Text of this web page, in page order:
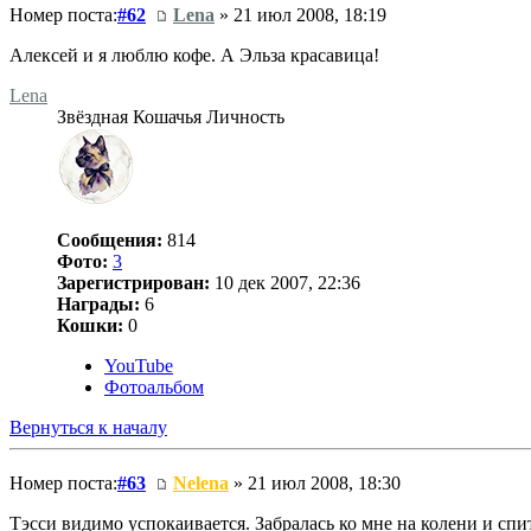
Номер поста:#62 Lena » 21 июл 2008, 18:19
Алексей и я люблю кофе. А Эльза красавица!
Lena
Звёздная Кошачья Личность
Сообщения: 814
Фото: 3
Зарегистрирован: 10 дек 2007, 22:36
Награды: 6
Кошки: 0
YouTube
Фотоальбом
Вернуться к началу
Номер поста:#63 Nelena » 21 июл 2008, 18:30
Тэсси видимо успокаивается. Забралась ко мне на колени и